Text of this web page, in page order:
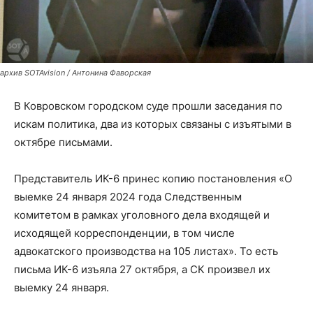
архив SOTAvision / Антонина Фаворская
В Ковровском городском суде прошли заседания по
искам политика, два из которых связаны с изъятыми в
октябре письмами.
Представитель ИК-6 принес копию постановления «О
выемке 24 января 2024 года Следственным
комитетом в рамках уголовного дела входящей и
исходящей корреспонденции, в том числе
адвокатского производства на 105 листах». То есть
письма ИК-6 изъяла 27 октября, а СК произвел их
выемку 24 января.